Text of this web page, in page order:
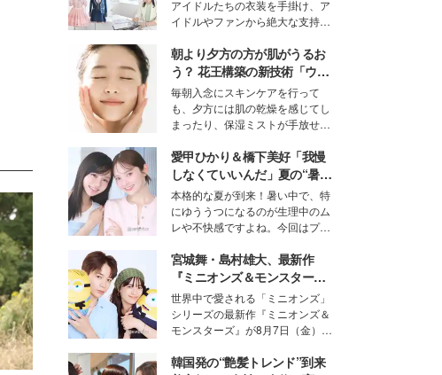
クロスシー」インタビュー＞
アイドルたちの衣装を手掛け、ア
イドルやファンから絶大な支持を
取締役兼クリエイティブディレク
ター・茅野しのぶ。一人ひとりの
個性に寄り添い、魅力を引き出す
衣装作りは、多くの女性たちに勇
気と自信を与え続けている。
朝より夕方の方が肌がうるお
う？ 花王構築の新技術「ウォ
ーターキャプチャリングスキ
ン（捕水肌）」がスキンケア
の常識を変える予感
毎朝入念にスキンケアを行って
も、夕方には肌の乾燥を感じてし
まったり、保湿ミストが手放せな
な美容の常識を大きく変える可能
性を秘めた、革新的な「Water
Capturing Skin（ウォーターキャ
プチャリングスキン：捕水肌）」
技術を、花王が構築した。
愛甲ひかり＆橋下美好「我慢
しなくていいんだ」夏の“暑さ
対策”の新しい選択肢とは？
本格的な夏が到来！暑い中で、特
にゆううつになるのが生理中のム
レや不快感ですよね。今回はプラ
モデル・愛甲ひかりさんと橋下美
好さんを迎えて本音で女子会トー
ク。猛暑のお出かけを快適に過ご
すヒントや、2人が感動した夏の
生理の新常識にも迫りました。
宮城舞・島村雄大、最新作
『ミニオンズ＆モンスター
ズ』の魅力熱弁 ハチャメチャ
だけじゃない“友情と絆”に感
動
世界中で愛される「ミニオンズ」
シリーズの最新作『ミニオンズ＆
モンスターズ』が8月7日（金）に
ニオン好き”という共通点を持つモ
韓国発の“艶髪トレンド”到来